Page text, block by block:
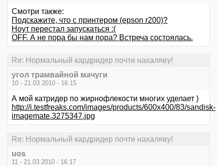
Смотри также:
Подскажите, что с принтером (epson r200)?
Ноут перестал запускаться :(
OFF. А не пора бы нам пора? Встреча состоялась.
Re: Нормальный кардридер почти нахаляву!
угол трамвайной мачуги
10 - 21.03.2010 - 16:15
А мой катридер по жирнофлекости многих уделает )
http://i.testfreaks.com/images/products/600x400/83/sandisk-
imagemate.3275347.jpg
Re: Нормальный кардридер почти нахаляву!
uos
11 - 21.03.2010 - 16:17